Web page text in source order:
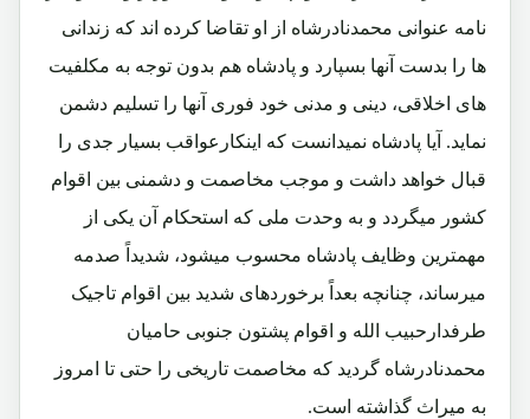
نامه عنوانی محمدنادرشاه از او تقاضا کرده اند که زندانی
ها را بدست آنها بسپارد و پادشاه هم بدون توجه به مکلفیت
های اخلاقی، دینی و مدنی خود فوری آنها را تسلیم دشمن
نماید. آیا پادشاه نمیدانست که اینکارعواقب بسیار جدی را
قبال خواهد داشت و موجب مخاصمت و دشمنی بین اقوام
کشور میگردد و به وحدت ملی که استحکام آن یکی از
مهمترین وظایف پادشاه محسوب میشود، شدیداً صدمه
میرساند، چنانچه بعداً برخوردهای شدید بین اقوام تاجیک
طرفدارحبیب الله و اقوام پشتون جنوبی حامیان
محمدنادرشاه گردید که مخاصمت تاریخی را حتی تا امروز
به میراث گذاشته است.